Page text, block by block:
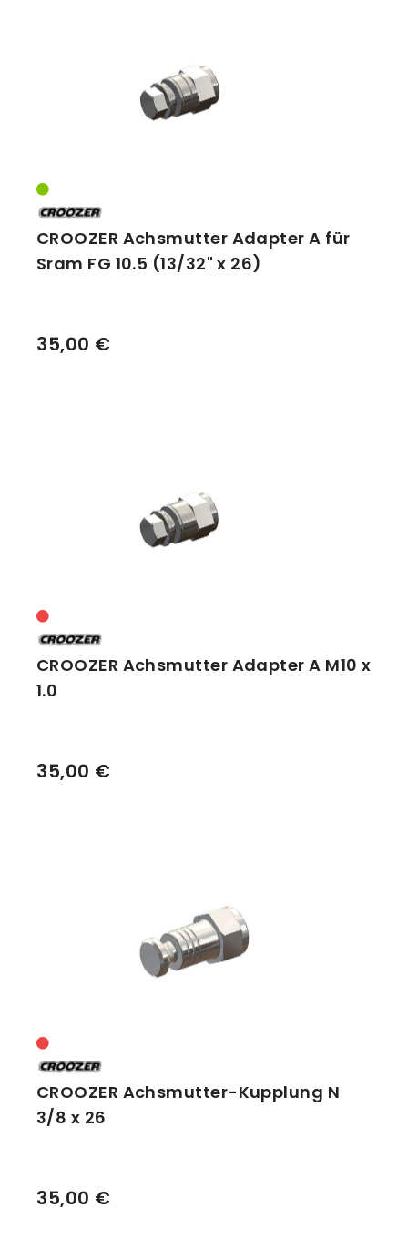
CROOZER Achsmutter Adapter A für
Sram FG 10.5 (13/32" x 26)
35,00 €
CROOZER Achsmutter Adapter A M10 x
1.0
35,00 €
CROOZER Achsmutter-Kupplung N
3/8 x 26
35,00 €